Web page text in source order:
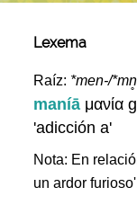
Lexema
Raíz: *men-/
maníā μανία
'adicción a'
Nota: En
un ardor